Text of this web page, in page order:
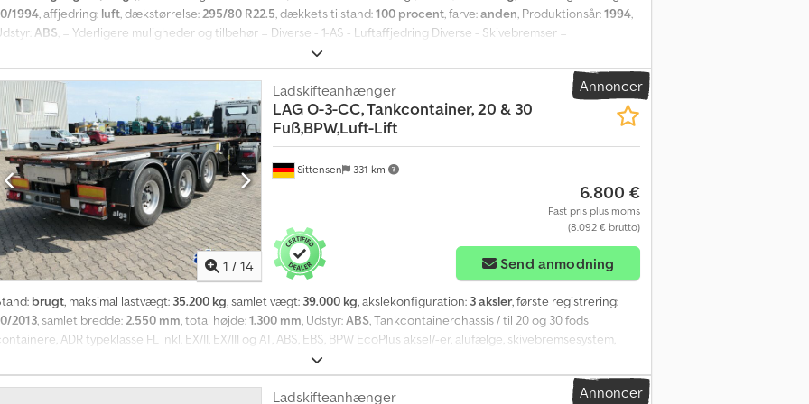
1994, affjedring: luft, dækstørrelse:295/80 R22.5, dækkets tilstand:100 procent, farve:anden, Produktionsår:1994,
ABS, = Yderligere muligheder og tilbehør = Diverse - 1-AS - Luftaffjedring Diverse - Skivebremser =
= Opbygning Byggeår: 1994 Volumen: 25 m3 Tankkapacitet: 25.000 liter = Yderligere oplysninger =
Iofx Ad Norf Tekniske oplysninger Chassis: STÅL Totalvægt: 22.000 kg Akselkonfiguration Dækstørrelse:
80 R22.5 Akselmærke: SAF Dækmønster: 100% Bagaksel: Dobbeltmonteret; Alufælge; Maks. aksellast: 10.000 kg
Opbygningsmærke: LAG Tilstand Teknisk tilstand: meget god Visuel tilstand: meget god Skader: ingen
Registreringsnummer: 1QDG239
Annoncer
1 / 14
Sittensen 331 km
Ladskifteanhænger
LAGO-3-CC, Tankcontainer, 20 & 30
Fuß,BPW,Luft-Lift
6.800 €
Fast pris plus moms
(8.092 € brutto)
Send anmodning
brugt, maksimal lastvægt: 35.200 kg, samlet vægt: 39.000 kg, akslekonfiguration: 3 aksler, første registrering:
2013 , samlet bredde: 2.550 mm , total højde:1.300 mm , Udstyr:ABS , Tankcontainerchassis / til 20 og 30 fods
ADR typeklasse FL inkl. EX/II, EX/III og AT, ABS, EBS, BPW EcoPlus aksel/-er, alufælge, skivebremsesystem,
med hæve-/sænkefunktion, løfteaksel, støtteben, køretøjet kan være folieret og/eller mærket med
SI84922 Vores tilbud er generelt uden nyt TÜV-syn. Hvis et nyt TÜV-syn ønskes, udarbejder vi gerne et tilbud
vores partner-værksteder! Køretøjet kan være folieret og/eller mærket med reklame. Vores generelleAnnoncer
Ladskifteanhænger